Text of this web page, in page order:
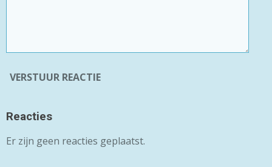
VERSTUUR REACTIE
Reacties
Er zijn geen reacties geplaatst.